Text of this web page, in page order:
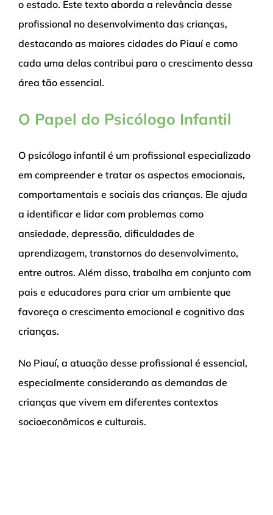
o estado. Este texto aborda a relevância desse
profissional no desenvolvimento das crianças,
destacando as maiores cidades do Piauí e como
cada uma delas contribui para o crescimento dessa
área tão essencial.
O Papel do Psicólogo Infantil
O psicólogo infantil é um profissional especializado
em compreender e tratar os aspectos emocionais,
comportamentais e sociais das crianças. Ele ajuda
a identificar e lidar com problemas como
ansiedade, depressão, dificuldades de
aprendizagem, transtornos do desenvolvimento,
entre outros. Além disso, trabalha em conjunto com
pais e educadores para criar um ambiente que
favoreça o crescimento emocional e cognitivo das
crianças.
No Piauí, a atuação desse profissional é essencial,
especialmente considerando as demandas de
crianças que vivem em diferentes contextos
socioeconômicos e culturais.